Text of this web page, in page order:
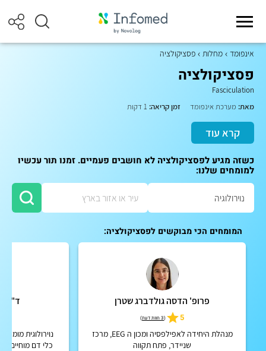
אינפומד מחלות פסציקולציה
פסציקולציה
Fasciculation
מאת: מערכת אינפומד זמן קריאה:
קרא עוד
כשזה מגיע לפסציקולציה לא חושבים פעמיים. זמנו תור עכשיו
למומחים שלנו:
המומחים הכי מבוקשים לפסציקולציה:
פרופ' הדסה גולדברג שטרן
5
(3 חוות דעת )
מנהלת היחידה לאפילפסיה ומכון ה EEG, מרכז
שניידר, פתח תקווה
ד"ר
נוירולוגית
כלי דם מוחיים,